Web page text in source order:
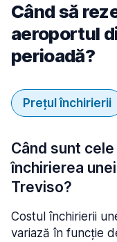
Când să
aeroportul
perioadă?
Prețul închirierii
Când sunt
închirierea
Treviso?
Costul închirierii
variază în funcție